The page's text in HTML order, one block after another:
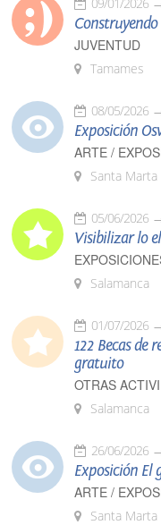
JUVENTUD
Tamames
08/05/2026
Exposición
ARTE /
Santa
05/06/2026
Visibilizar lo
Salamanca
01/07/2026
122 Becas de
gratuito
OTRAS
Salamanca
26/06/2026
Exposición El
ARTE /
Santa